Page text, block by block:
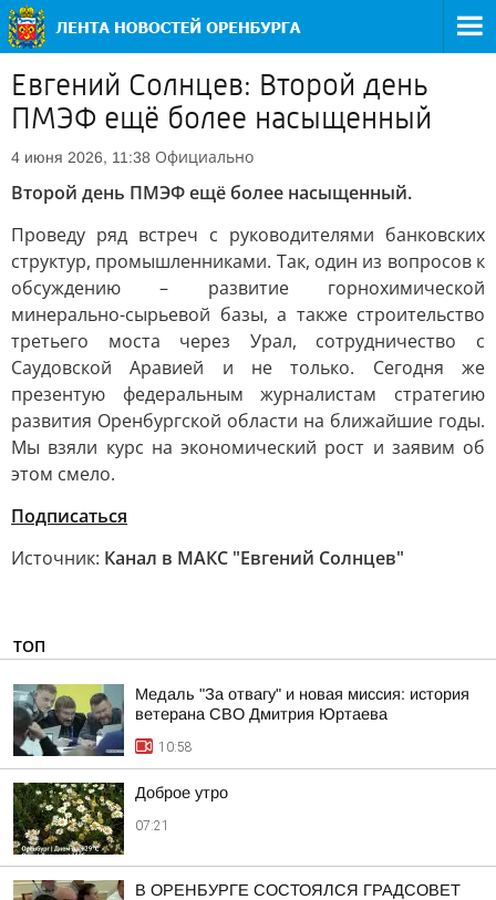
Евгений Солнцев: Второй день
ПМЭФ ещё более насыщенный
4 июня 2026, 11:38 Официально
Второй день ПМЭФ ещё более насыщенный.
Проведу ряд встреч с руководителями банковских
структур, промышленниками. Так, один из вопросов к
обсуждению – развитие горнохимической
минерально-сырьевой базы, а также строительство
третьего моста через Урал, сотрудничество с
Саудовской Аравией и не только. Сегодня же
презентую федеральным журналистам стратегию
развития Оренбургской области на ближайшие годы.
Мы взяли курс на экономический рост и заявим об
этом смело.
Подписаться
Источник: Канал в МАКС "Евгений Солнцев"
ТОП
Медаль "За отвагу" и новая миссия: история
ветерана СВО Дмитрия Юртаева
10:58
Доброе утро
07:21
В ОРЕНБУРГЕ СОСТОЯЛСЯ ГРАДСОВЕТ